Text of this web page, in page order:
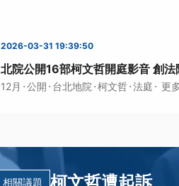
2026-03-31 19:39:50
北院公開16部柯文哲開庭影音 創
12月 ·公開 · 台北地院 ·柯文哲·法庭 · 更
相關議題